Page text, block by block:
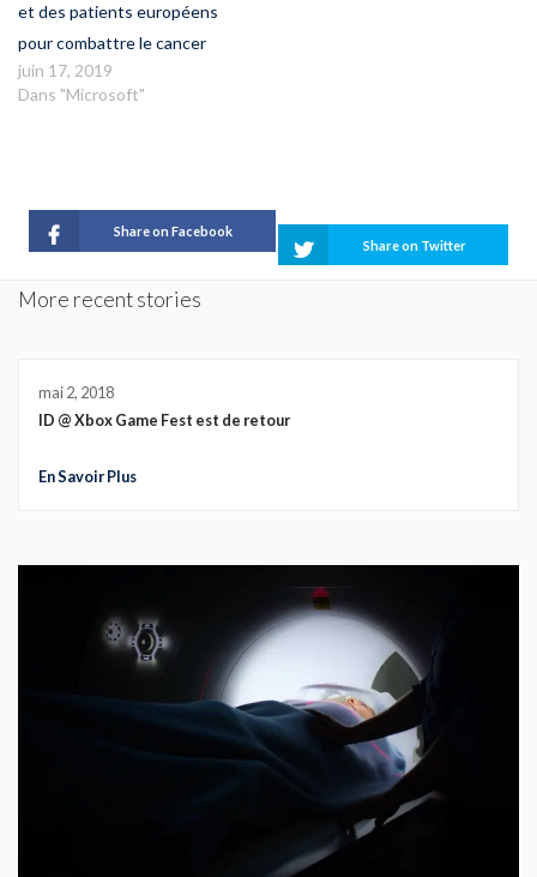
et des patients européens
pour combattre le cancer
juin 17, 2019
Dans "Microsoft"
Share on Facebook
Share on Twitter
More recent stories
mai 2, 2018
ID @ Xbox Game Fest est de retour
En Savoir Plus